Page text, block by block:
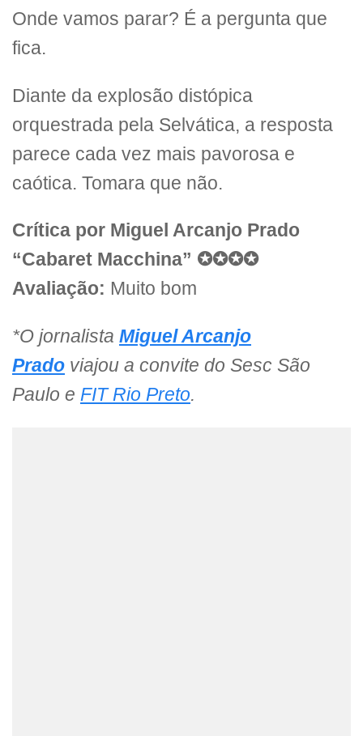
Onde vamos parar? É a pergunta que
fica.
Diante da explosão distópica
orquestrada pela Selvática, a resposta
parece cada vez mais pavorosa e
caótica. Tomara que não.
Crítica por Miguel Arcanjo Prado
“Cabaret Macchina” ✪✪✪✪
Avaliação: Muito bom
*O jornalista Miguel Arcanjo
Prado viajou a convite do Sesc São
Paulo e FIT Rio Preto.